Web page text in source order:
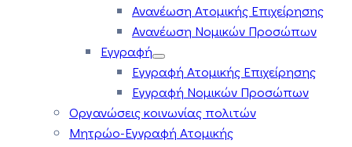
Ανανέωση Ατομικής Επιχείρησης
Ανανέωση Νομικών Προσώπων
Εγγραφή
Εγγραφή Ατομικής Επιχείρησης
Εγγραφή Νομικών Προσώπων
Οργανώσεις κοινωνίας πολιτών
Μητρώο-Εγγραφή Ατομικής